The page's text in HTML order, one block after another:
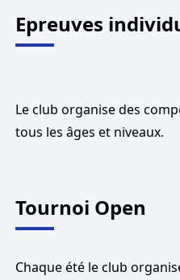
Epreuves
Le club organise des
tous les âges et niveaux.
Tournoi Open
Chaque été le club